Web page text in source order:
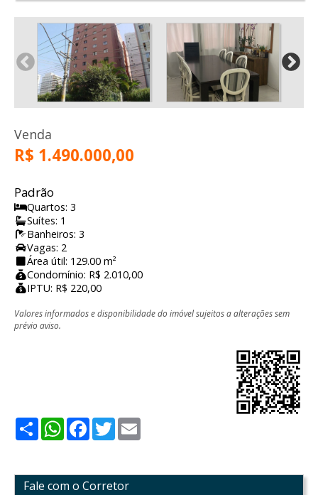
Venda
R$ 1.490.000,00
Padrão
Quartos: 3
Suítes: 1
Banheiros: 3
Vagas: 2
Área útil: 129.00 m²
Condomínio: R$ 2.010,00
IPTU: R$ 220,00
Valores informados e disponibilidade do imóvel sujeitos a alterações sem
prévio aviso.
ShareWhatsApp
Facebook
Twitter
Fale com o Corretor